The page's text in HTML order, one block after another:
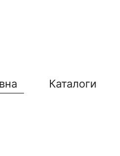
Каталоги